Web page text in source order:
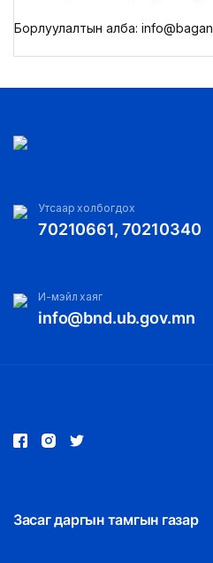
Борлуулалтын алба:
Утсаар холбогдох
70210661, 70210340
И-мэйл хаяг
info@bnd.ub.gov.mn
Засаг даргын тамгын газар